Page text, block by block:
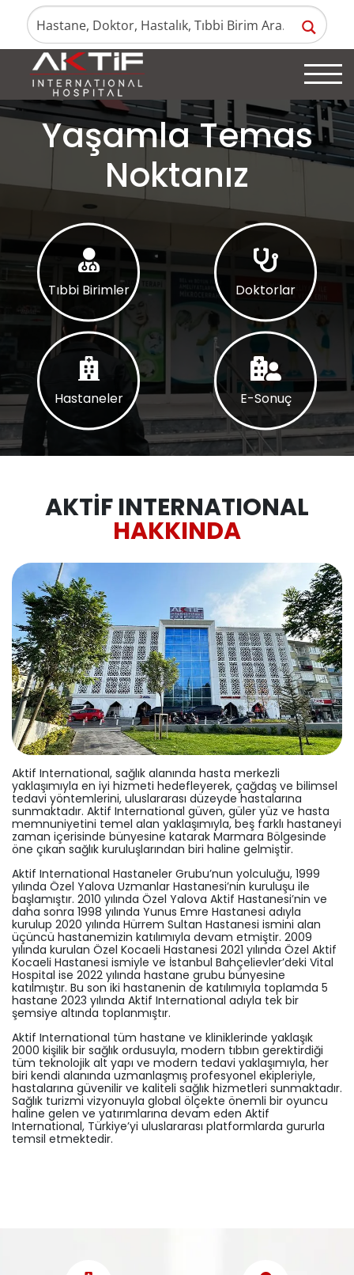
Yaşamla Temas
Noktanız
Tıbbi Birimler Doktorlar
Hastaneler E-Sonuç
AKTİF INTERNATIONAL
HAKKINDA
Aktif International, sağlık alanında hasta merkezli
yaklaşımıyla en iyi hizmeti hedefleyerek, çağdaş ve bilimsel
tedavi yöntemlerini, uluslararası düzeyde hastalarına
sunmaktadır. Aktif International güven, güler yüz ve hasta
memnuniyetini temel alan yaklaşımıyla, beş farklı hastaneyi
zaman içerisinde bünyesine katarak Marmara Bölgesinde
öne çıkan sağlık kuruluşlarından biri haline gelmiştir.
Aktif International Hastaneler Grubu’nun yolculuğu, 1999
yılında Özel Yalova Uzmanlar Hastanesi’nin kuruluşu ile
başlamıştır. 2010 yılında Özel Yalova Aktif Hastanesi’nin ve
daha sonra 1998 yılında Yunus Emre Hastanesi adıyla
kurulup 2020 yılında Hürrem Sultan Hastanesi ismini alan
üçüncü hastanemizin katılımıyla devam etmiştir. 2009
yılında kurulan Özel Kocaeli Hastanesi 2021 yılında Özel Aktif
Kocaeli Hastanesi ismiyle ve İstanbul Bahçelievler’deki Vital
Hospital ise 2022 yılında hastane grubu bünyesine
katılmıştır. Bu son iki hastanenin de katılımıyla toplamda 5
hastane 2023 yılında Aktif International adıyla tek bir
şemsiye altında toplanmıştır.
Aktif International tüm hastane ve kliniklerinde yaklaşık
2000 kişilik bir sağlık ordusuyla, modern tıbbın gerektirdiği
tüm teknolojik alt yapı ve modern tedavi yaklaşımıyla, her
biri kendi alanında uzmanlaşmış profesyonel ekipleriyle,
hastalarına güvenilir ve kaliteli sağlık hizmetleri sunmaktadır.
Sağlık turizmi vizyonuyla global ölçekte önemli bir oyuncu
haline gelen ve yatırımlarına devam eden Aktif
International, Türkiye’yi uluslararası platformlarda gururla
temsil etmektedir.